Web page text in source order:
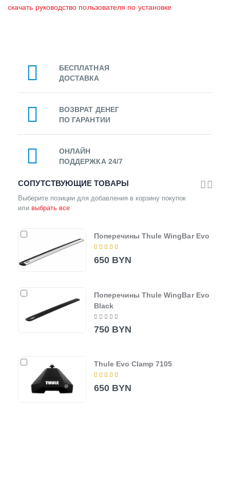
скачать руководство пользователя по установке
БЕСПЛАТНАЯ
ДОСТАВКА
ВОЗВРАТ ДЕНЕГ
ПО ГАРАНТИИ
ОНЛАЙН
ПОДДЕРЖКА 24/7
СОПУТСТВУЮЩИЕ ТОВАРЫ
Выберите позиции для добавления в корзину покупок
или выбрать все
Поперечины Thule WingBar Evo
650 BYN
Поперечины Thule WingBar Evo
Black
750 BYN
Thule Evo Clamp 7105
650 BYN